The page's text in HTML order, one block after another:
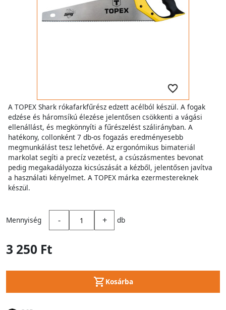
A TOPEX Shark rókafarkfűrész edzett acélból készül. A fogak
edzése és háromsíkú élezése jelentősen csökkenti a vágási
ellenállást, és megkönnyíti a fűrészelést szálirányban. A
hatékony, collonként 7 db-os fogazás eredményesebb
megmunkálást tesz lehetővé. Az ergonómikus bimateriál
markolat segíti a precíz vezetést, a csúszásmentes bevonat
pedig megakadályozza kicsúszását a kézből, jelentősen javítva
a használati kényelmet. A TOPEX márka ezermestereknek
készül.
Mennyiség - + db
3 250 Ft
Kosárba